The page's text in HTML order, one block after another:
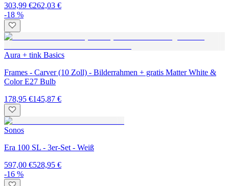
303,99 €262,03 €
-18 %
Aura + tink Basics
Frames - Carver (10 Zoll) - Bilderrahmen + gratis Matter White &
Color E27 Bulb
178,95 €145,87 €
Sonos
Era 100 SL - 3er-Set - Weiß
597,00 €528,95 €
-16 %